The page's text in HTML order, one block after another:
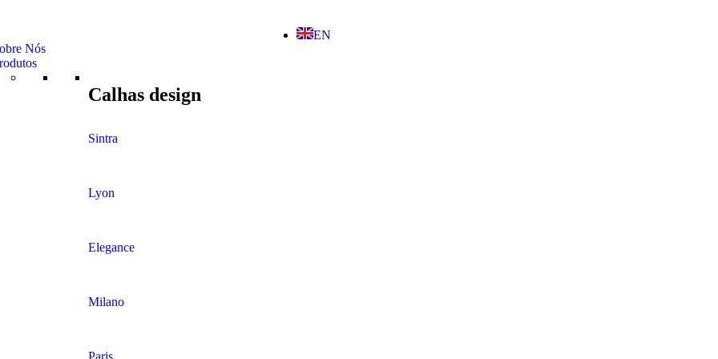
Nós
Calhas design
Sintra
Lyon
Elegance
Milano
Paris
EN